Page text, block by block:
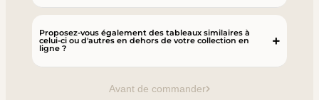
Avant de commander
Proposez-vous également des tableaux similaires à
celui-ci ou d'autres en dehors de votre collection en
ligne ?